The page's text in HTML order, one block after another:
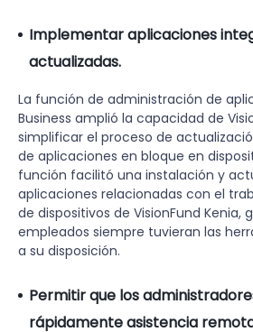
Implementar aplicaciones
actualizadas.
La función de administración de
Business amplió la capacidad de
simplificar el proceso de
de aplicaciones en bloque en
función facilitó una instalación y
aplicaciones relacionadas con el
de dispositivos de VisionFund Kenia,
empleados siempre tuvieran las
a su disposición.
Permitir que los
rápidamente asistencia